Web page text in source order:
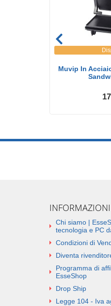
Muvip In
INFORMAZIONI
Chi siamo |
tecnologia e PC
Condizioni di
Diventa
Programma di
EsseShop
Drop Ship
Legge 104 - Iva